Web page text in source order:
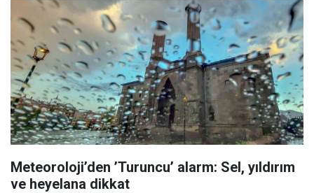
Meteoroloji’den ’Turuncu’ alarm: Sel, yıldırım
ve heyelana dikkat